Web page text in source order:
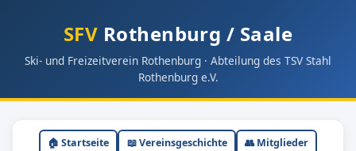
SFV Rothenburg / Saale
Ski- und Freizeitverein Rothenburg · Abteilung des TSV Stahl
Rothenburg e.V.
🏠 Startseite 📖 Vereinsgeschichte
👥 Mitglieder